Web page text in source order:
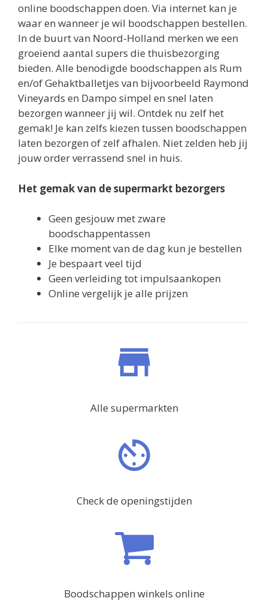
online boodschappen doen. Via internet kan je
waar en wanneer je wil boodschappen bestellen.
In de buurt van Noord-Holland merken we een
groeiend aantal supers die thuisbezorging
bieden. Alle benodigde boodschappen als Rum
en/of Gehaktballetjes van bijvoorbeeld Raymond
Vineyards en Dampo simpel en snel laten
bezorgen wanneer jij wil. Ontdek nu zelf het
gemak! Je kan zelfs kiezen tussen boodschappen
laten bezorgen of zelf afhalen. Niet zelden heb jij
jouw order verrassend snel in huis.
Het gemak van de supermarkt bezorgers
Geen gesjouw met zware
boodschappentassen
Elke moment van de dag kun je bestellen
Je bespaart veel tijd
Geen verleiding tot impulsaankopen
Online vergelijk je alle prijzen
Alle supermarkten
Check de openingstijden
Boodschappen winkels online